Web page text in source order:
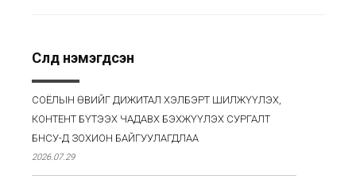
Сүүлд нэмэгдсэн
СОЁЛЫН ӨВИЙГ ДИЖИТАЛ ХЭЛБЭРТ ШИЛЖҮҮЛЭХ,
КОНТЕНТ БҮТЭЭХ ЧАДАВХ БЭХЖҮҮЛЭХ СУРГАЛТ
БНСУ-Д ЗОХИОН БАЙГУУЛАГДЛАА
2026.07.29